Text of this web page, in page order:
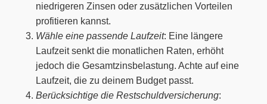
niedrigeren Zinsen oder zusätzlichen Vorteilen
profitieren kannst.
Wähle eine passende Laufzeit: Eine längere
Laufzeit senkt die monatlichen Raten, erhöht
jedoch die Gesamtzinsbelastung. Achte auf eine
Laufzeit, die zu deinem Budget passt.
Berücksichtige die Restschuldversicherung: